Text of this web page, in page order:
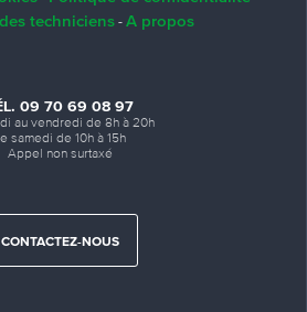
techniciens- A propos
09 70 69 08 97
au vendredi de 8h à 20h
samedi de 10h à 15h
Appel non surtaxé
CONTACTEZ-NOUS